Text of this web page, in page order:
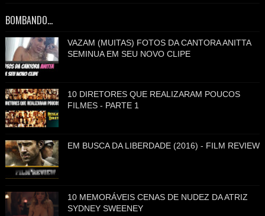
BOMBANDO...
VAZAM (MUITAS) FOTOS DA CANTORA ANITTA
SEMINUA EM SEU NOVO CLIPE
10 DIRETORES QUE REALIZARAM POUCOS
FILMES - PARTE 1
EM BUSCA DA LIBERDADE (2016) - FILM REVIEW
10 MEMORÁVEIS CENAS DE NUDEZ DA ATRIZ
SYDNEY SWEENEY